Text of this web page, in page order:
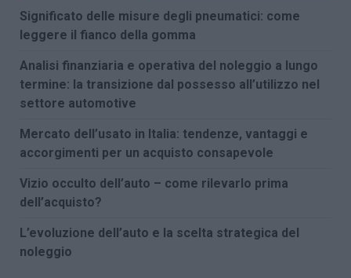
Significato delle misure degli pneumatici: come
leggere il fianco della gomma
Analisi finanziaria e operativa del noleggio a lungo
termine: la transizione dal possesso all’utilizzo nel
settore automotive
Mercato dell’usato in Italia: tendenze, vantaggi e
accorgimenti per un acquisto consapevole
Vizio occulto dell’auto – come rilevarlo prima
dell’acquisto?
L’evoluzione dell’auto e la scelta strategica del
noleggio